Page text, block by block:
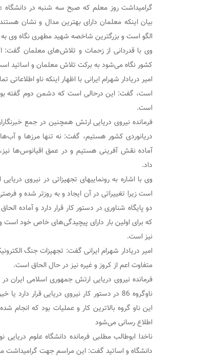
گرامیداشت روز معلم که صبح سه شنبه در دانشگاه
بیان اینکه معلمان دارای بهترین مدال و نشان
الگو است و بزرگترین شاخصه شهید مطهری نگاه وی
وی با قدردانی از زحمات و تلاش‌های معلمان گفت:
کشور نگاه می‌شود به برکت تلاش معلمان و اساتید
امیر دریادار شهرام ایرانی با اظهار اینکه ناو
است، گفت: این درحالی است که دشمن دوم گفته
است.
فرمانده نیروی دریایی ارتش همچنین در جمع
دریانوردی کشور هستیم، گفت: نه تنها مرزها و
آماده نقش آفرینی هستیم و در عمق اقیانوس‌ها
داد.
وی با اشاره به رونمایی‍های تجهیزاتی در نیروی
است زیرا تغییراتی در آن ایجاد و به روزتر شده و
دو پایگاه شناوری در دستور کار قرار دارد و آماده
که برای اولین بار دارای پیچیدگی‌های خاص خود است
نیز است.
امیر دریادار شهرام ایرانی گفت: تجهیزات جنگ‌
متفاوت اعم از کروز و غیره نیز در حال الحاق است.
فرمانده نیروی دریایی ارتش جمهوری اسلامی ایران
این ناو گروه بالاترین کار و عملیات بود که انجام
اطلاع رسانی می‌شود
ناخدا ابوطالب مطلبی فرمانده دانشگاه علوم
دانشگاه و اساتید گفت: این مراسم جهت گرامیداشت